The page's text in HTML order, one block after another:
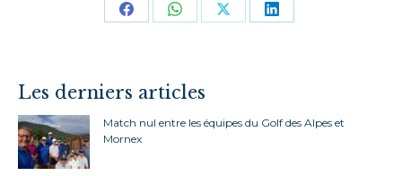
PartagerPartagerPartagerPartager
Les derniers articles
Match nul entre les équipes du Golf des Alpes et
Mornex